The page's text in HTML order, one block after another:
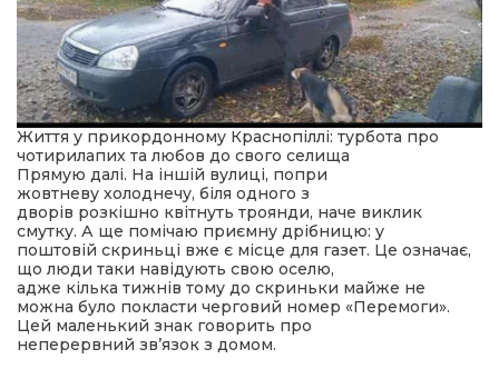
Життя у прикордонному Краснопіллі: турбота про
чотирилапих та любов до свого селища
Прямую далі. На іншій вулиці, попри
жовтневу холоднечу, біля одного з
дворів розкішно квітнуть троянди, наче виклик
смутку. А ще помічаю приємну дрібницю: у
поштовій скриньці вже є місце для газет. Це означає,
що люди таки навідують свою оселю,
адже кілька тижнів тому до скриньки майже не
можна було покласти черговий номер «Перемоги».
Цей маленький знак говорить про
неперервний зв’язок з домом.